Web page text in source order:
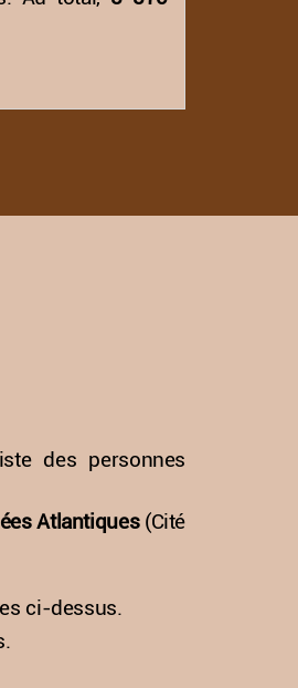
des personnes
Atlantiques(Cité
ci-dessus.